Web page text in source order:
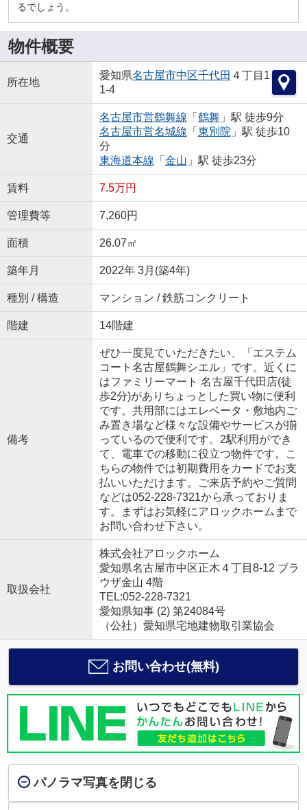
るでしょう。
物件概要
所在地
愛知県名古屋市中区千代田 ４丁目1
1-4
交通
名古屋市営鶴舞線 「 鶴舞」駅 徒歩9分
名古屋市営名城線 「 東別院 」駅 徒歩10
分
東海道本線 「 金山 」駅 徒歩23分
賃料 7.5万円
管理費等 7,260円
面積 26.07㎡
築年月 2022年 3月(築4年)
種別 / 構造 マンション / 鉄筋コンクリート
階建 14階建
備考
ぜひ一度見ていただきたい、「エステム
コート名古屋鶴舞シエル」です。近くに
はファミリーマート 名古屋千代田店(徒
歩2分)がありちょっとした買い物に便利
です。共用部にはエレベータ・敷地内ご
み置き場など様々な設備やサービスが揃
っているので便利です。2駅利用ができ
て、電車での移動に役立つ物件です。こ
ちらの物件では初期費用をカードでお支
払いいただけます。ご来店予約やご質問
などは052-228-7321から承っておりま
す。まずはお気軽にアロックホームまで
お問い合わせ下さい。
取扱会社
株式会社アロックホーム
愛知県名古屋市中区正木４丁目8-12 ブラ
ウザ金山 4階
TEL:052-228-7321
愛知県知事 (2) 第24084号
（公社）愛知県宅地建物取引業協会
お問い合わせ(無料)
パノラマ写真を閉じる